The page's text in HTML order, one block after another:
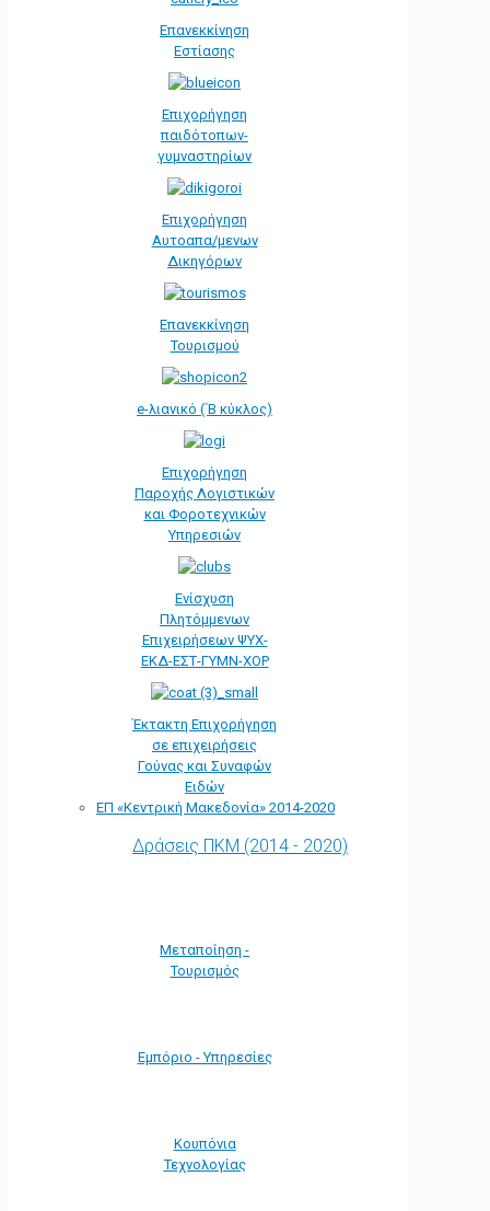
Επανεκκίνηση
Εστίασης
Επιχορήγηση
παιδότοπων-
γυμναστηρίων
Επιχορήγηση
Αυτοαπα/μενων
Δικηγόρων
Επανεκκίνηση
Τουρισμού
e-λιανικό (΄Β κύκλος)
Επιχορήγηση
Παροχής Λογιστικών
και Φοροτεχνικών
Υπηρεσιών
Ενίσχυση
Πλητόμμενων
Επιχειρήσεων ΨΥΧ-
ΕΚΔ-ΕΣΤ-ΓΥΜΝ-ΧΟΡ
Έκτακτη Επιχορήγηση
σε επιχειρήσεις
Γούνας και Συναφών
Ειδών
ΕΠ «Kεντρική Μακεδονία» 2014-2020
Δράσεις ΠΚΜ (2014 - 2020)
Μεταποίηση -
Τουρισμός
Εμπόριο - Υπηρεσίες
Κουπόνια
Τεχνολογίας